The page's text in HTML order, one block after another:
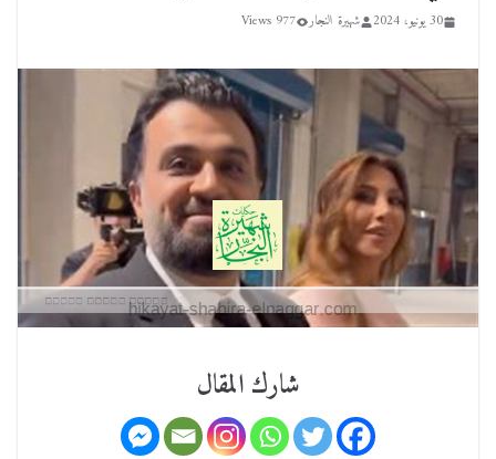
30 يونيو، 2024 شهيرة النجار 977 Views
شارك المقال